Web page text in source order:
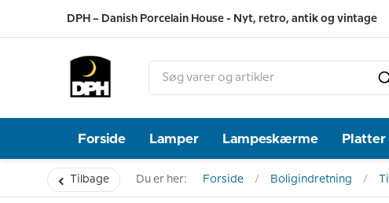
DPH – Danish Porcelain House - Nyt, retro, antik og vintage
Forside Lamper Lampeskærme Platter
Tilbage Du er her: Forside Boligindretning